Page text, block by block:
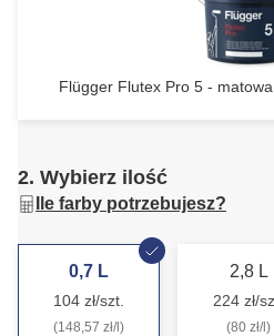
Flügger Flutex Pro 5 -
2. Wybierz ilość
Ile farby potrzebujesz?
0,7 L
104 zł/szt.
(148,57 zł/l)
2,8 L
224 zł/
(80 zł/l)